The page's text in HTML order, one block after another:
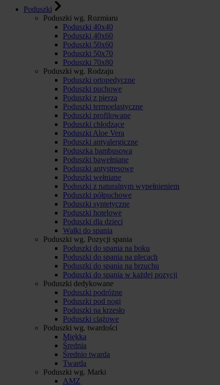
Poduszki
Poduszki wg. Rozmiaru
Poduszki 40x40
Poduszki 40x60
Poduszki 50x60
Poduszki 50x70
Poduszki 70x80
Poduszki wg. Rodzaju
Poduszki ortopedyczne
Poduszki puchowe
Poduszki z pierza
Poduszki termoelastyczne
Poduszki profilowane
Poduszki chłodzące
Poduszki Aloe Vera
Poduszki antyalergiczne
Poduszka bambusowa
Poduszki bawełniane
Poduszki antystresowe
Poduszki wełniane
Poduszki z naturalnym wypełnieniem
Poduszki półpuchowe
Poduszki syntetyczne
Poduszki hotelowe
Poduszki dla dzieci
Wałki do spania
Poduszki wg. Pozycji spania
Poduszki do spania na boku
Poduszki do spania na plecach
Poduszki do spania na brzuchu
Poduszki do spania w każdej pozycji
Poduszki dedykowane
Poduszki podróżne
Poduszki pod nogi
Poduszki na krzesło
Poduszki ciążowe
Poduszki wg. twardości
Miękka
Średnia
Średnio twarda
Twarda
Poduszki wg. Marki
AMZ